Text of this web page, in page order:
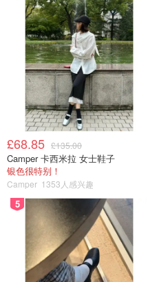
£68.85 £135.00
Camper 卡西米拉 女士鞋子
银色很特别！
Camper 1353人感兴趣
5